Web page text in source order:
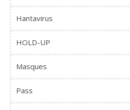
Hantavirus
HOLD-UP
Masques
Pass